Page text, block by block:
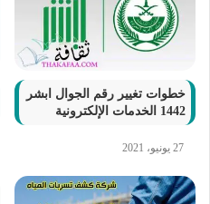
خطوات تغيير رقم الجوال ابشر
1442 الخدمات الإلكترونية
27 يونيو، 2021